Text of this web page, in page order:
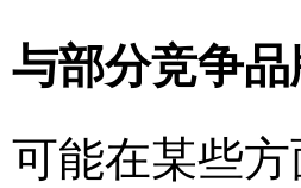
与部分竞争
可能在某些